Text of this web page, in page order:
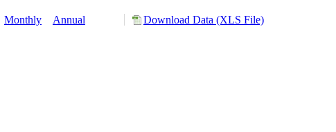
Monthly Annual Download Data (XLS File)